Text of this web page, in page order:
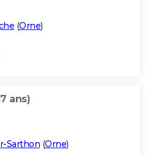
(Orne)
ans)
Sarthon (Orne)